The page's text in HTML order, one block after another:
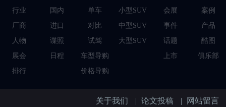
行业
厂商
人物
展会
排行
国内
进口
谍照
日程
单车
对比
试驾
车型导购
价格导购
小型SUV
中型SUV
大型SUV
会展
事件
话题
上市
案例
产品
酷图
俱乐部
关于我们 | 论文投稿 | 网站留言